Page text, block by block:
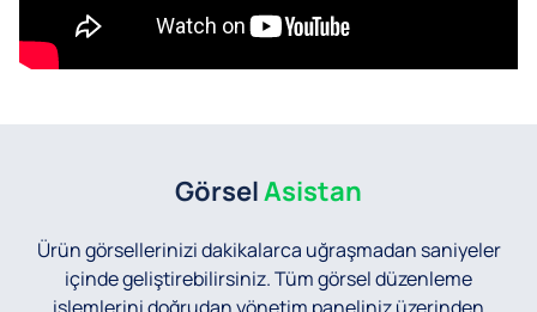
GörselAsistan
Ürün görsellerinizi dakikalarca uğraşmadan saniyeler
içinde geliştirebilirsiniz.Tüm görsel düzenleme